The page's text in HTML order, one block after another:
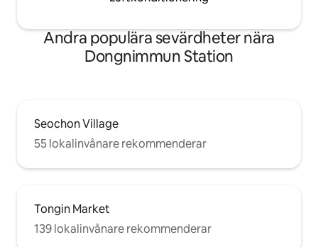
Andra populära sevärdheter nära
Dongnimmun Station
Seochon Village
55 lokalinvånare rekommenderar
Tongin Market
139 lokalinvånare rekommenderar